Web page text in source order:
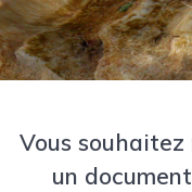
Vous souhaitez
un